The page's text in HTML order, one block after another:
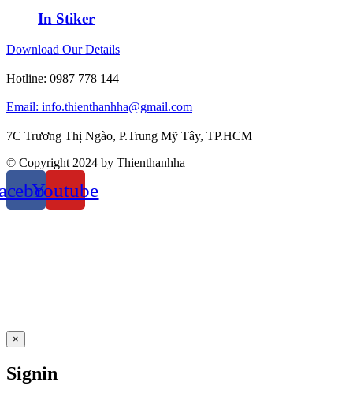
In Stiker
Download Our Details
Hotline: 0987 778 144
Email: info.thienthanhha@gmail.com
7C Trương Thị Ngào, P.Trung Mỹ Tây, TP.HCM
© Copyright 2024 by Thienthanhha
Youtube
×
Signin